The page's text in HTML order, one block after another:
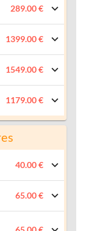
289.00 €
1399.00 €
1549.00 €
1179.00 €
40.00 €
65.00 €